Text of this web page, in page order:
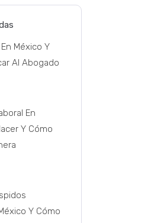
México Y
Al Abogado
En
Y Cómo
Y Cómo